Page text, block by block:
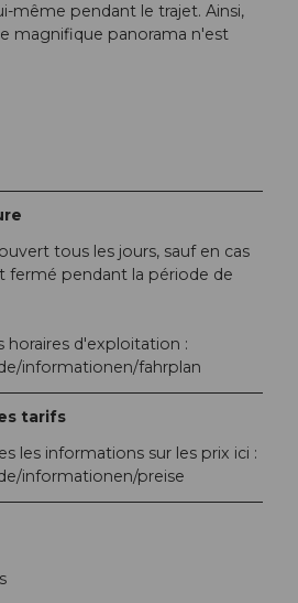
même pendant le trajet. Ainsi,
magnifique panorama n'est
tous les jours, sauf en cas
fermé pendant la période de
horaires d'exploitation :
informationen/fahrplan
tarifs
les informations sur les prix ici :
informationen/preise